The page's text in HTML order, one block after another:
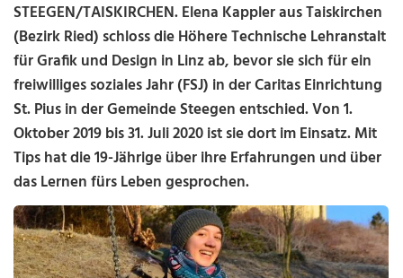
STEEGEN/TAISKIRCHEN. Elena Kappler aus Taiskirchen
(Bezirk Ried) schloss die Höhere Technische Lehranstalt
für Grafik und Design in Linz ab, bevor sie sich für ein
freiwilliges soziales Jahr (FSJ) in der Caritas Einrichtung
St. Pius in der Gemeinde Steegen entschied. Von 1.
Oktober 2019 bis 31. Juli 2020 ist sie dort im Einsatz. Mit
Tips hat die 19-Jährige über ihre Erfahrungen und über
das Lernen fürs Leben gesprochen.